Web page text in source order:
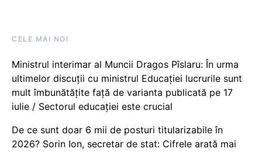
CELE MAI NOI
Ministrul interimar al Muncii Dragos Pîslaru: În urma
ultimelor discuții cu ministrul Educației lucrurile sunt
mult îmbunătățite față de varianta publicată pe 17
iulie / Sectorul educației este crucial
De ce sunt doar 6 mii de posturi titularizabile în
2026? Sorin Ion, secretar de stat: Cifrele arată mai